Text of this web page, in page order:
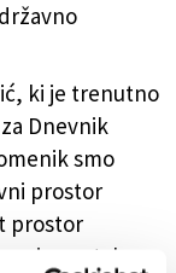
ki je trenutno
Dnevnik
smo
prostor
prostor
je postal